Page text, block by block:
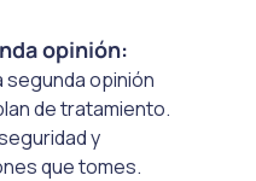
opinión:
segunda opinión
de tratamiento.
y
que tomes.